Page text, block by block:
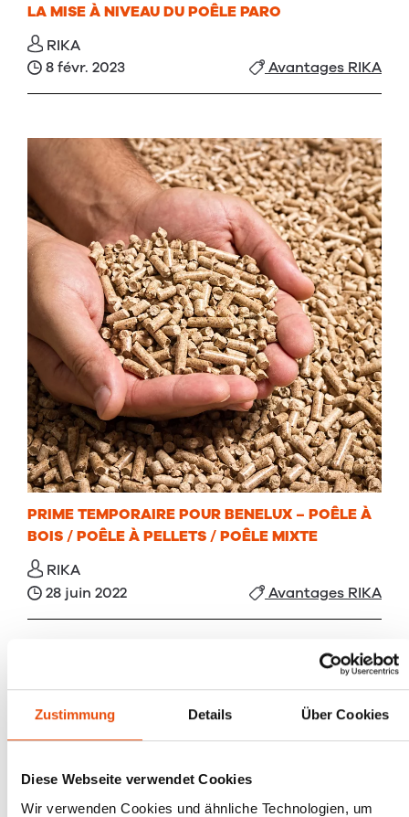
Zustimmung Details Über Cookies
Diese Webseite verwendet Cookies
Wir verwenden Cookies und ähnliche Technologien, um
LA MISE À NIVEAU DU POÊLE PARO
RIKA
8 févr. 2023
Avantages RIKA
PRIME TEMPORAIRE POUR BENELUX – POÊLE À
BOIS / POÊLE À PELLETS / POÊLE MIXTE
RIKA
28 juin 2022
Avantages RIKA